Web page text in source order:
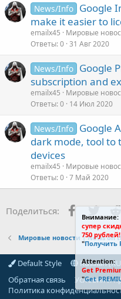
News/Info Google
make it easier to
emailx45
Мировые
Ответы 0 31 Авг 2020
News/Info Google
subscription and
emailx45
Мировые
Ответы 0 14 Июл 2020
News/Info Google
dark mode, tool to
devices
emailx45
Мировые
Ответы 0 7 Май 2020
Поделиться: Facebook
Мировые новости | News on
Default Style
Russian
Обратная связь
Условия и
Политика
Внимание:
супер
750 рублей!
"Получить
Attention:
Get
"Get